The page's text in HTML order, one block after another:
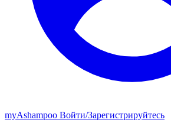
myAshampoo Войти/Зарегистрируйтесь